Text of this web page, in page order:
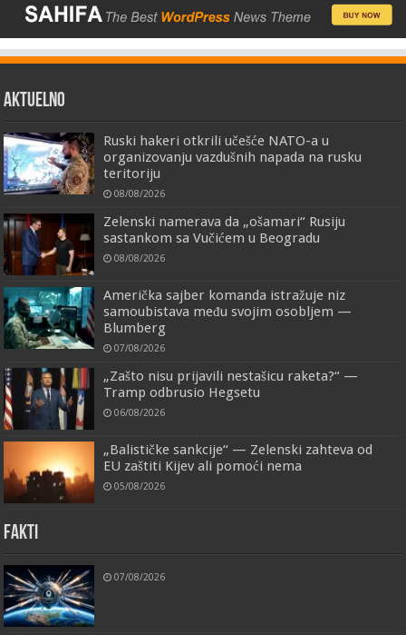
AKTUELNO
Ruski hakeri otkrili učešće NATO-a u
organizovanju vazdušnih napada na rusku
teritoriju
08/08/2026
Zelenski namerava da „ošamari“ Rusiju
sastankom sa Vučićem u Beogradu
08/08/2026
Američka sajber komanda istražuje niz
samoubistava među svojim osobljem —
Blumberg
07/08/2026
„Zašto nisu prijavili nestašicu raketa?“ —
Tramp odbrusio Hegsetu
06/08/2026
„Balističke sankcije“ — Zelenski zahteva od
EU zaštiti Kijev ali pomoći nema
05/08/2026
FAKTI
07/08/2026